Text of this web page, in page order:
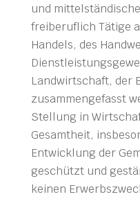
und
freiberuflich Tätige
Handels, des
Landwirtschaft, der
zusammengefasst
Stellung in
Gesamtheit,
Entwicklung der
geschützt und
keinen